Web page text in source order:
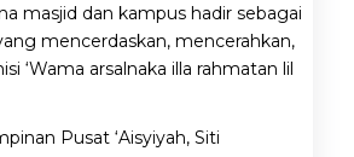
masjid dan kampus hadir sebagai
mencerdaskan, mencerahkan,
‘Wama arsalnaka illa rahmatan lil
Pusat ‘Aisyiyah, Siti